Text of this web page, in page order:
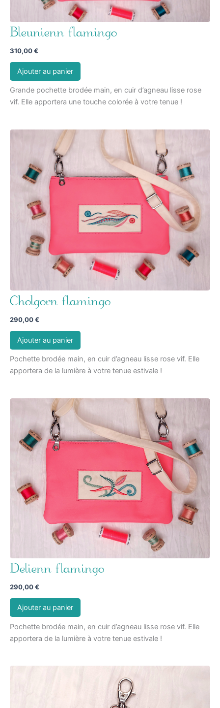
Bleunienn flamingo
310,00€
Ajouter au panier
Grande pochette brodée main, en cuir d’agneau lisse rose
vif. Elle apportera une touche colorée à votre tenue !
Cholgorn flamingo
290,00€
Ajouter au panier
Pochette brodée main, en cuir d’agneau lisse rose vif. Elle
apportera de la lumière à votre tenue estivale !
Delienn flamingo
290,00€
Ajouter au panier
Pochette brodée main, en cuir d’agneau lisse rose vif. Elle
apportera de la lumière à votre tenue estivale !